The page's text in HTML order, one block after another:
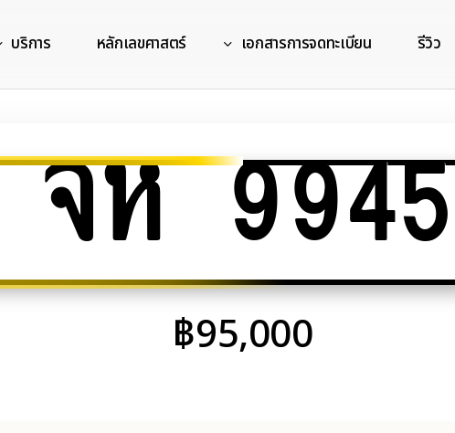
บริการ หลักเลขศาสตร์ เอกสารการจดทะเบียน รีวิว
จห 9945
฿95,000